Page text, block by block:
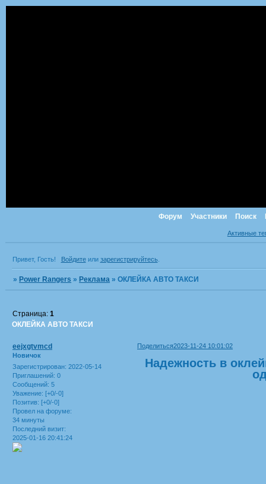
Форум Участники Поиск
Активные
Привет, Гость! Войдитеили зарегистрируйтесь.
»Power Rangers »Реклама »ОКЛЕЙКА АВТО ТАКСИ
ОКЛЕЙКА АВТО ТАКСИ
Страница:1
Поделиться2023-11-24 10:01:02
eejxgtvmcd
Новичок
Зарегистрирован: 2022-05-14
Приглашений: 0
Сообщений: 5
Уважение: [+0/-0]
Позитив: [+0/-0]
Провел на форуме:
34 минуты
Последний визит:
2025-01-16 20:41:24
Надежность в